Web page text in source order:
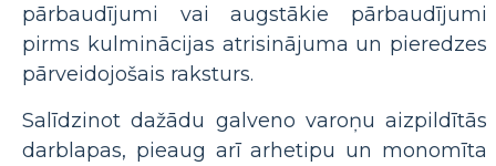
pārbaudījumi vai augstākie pārbaudījumi
pirms kulminācijas atrisinājuma un pieredzes
pārveidojošais raksturs.
Salīdzinot dažādu galveno varoņu aizpildītās
darblapas, pieaug arī arhetipu un monomīta